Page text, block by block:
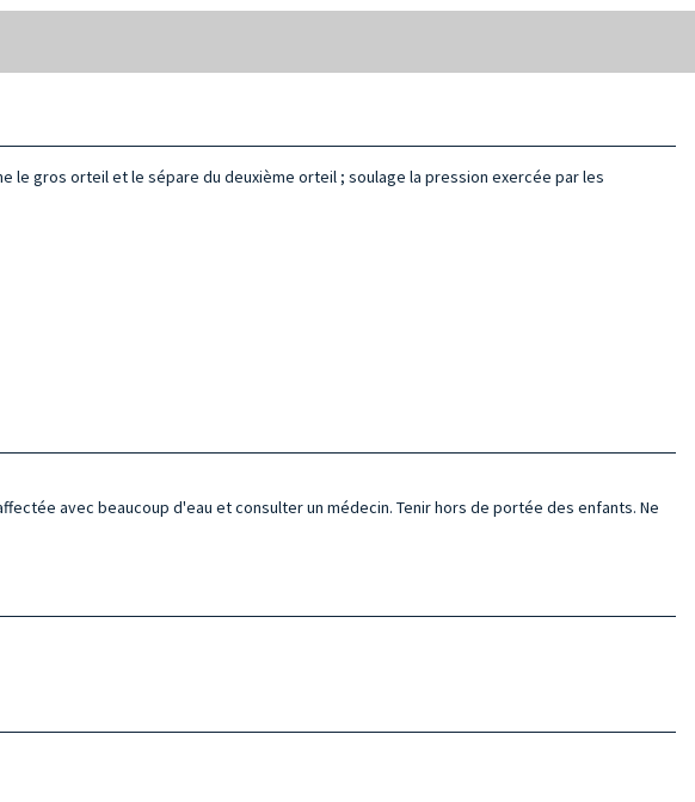
le gros orteil et le sépare du deuxième orteil ; soulage la pression exercée par les
avec beaucoup d'eau et consulter un médecin. Tenir hors de portée des enfants. Ne